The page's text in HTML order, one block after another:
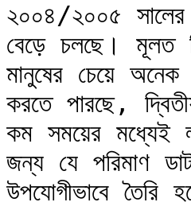
২০০৪/২০০৫ সালের
বেড়ে চলছে। মূলত
মানুষের চেয়ে অনেক
করতে পারছে,
কম সময়ের মধ্যেই
জন্য যে পরিমাণ
উপযোগীভাবে তৈরি